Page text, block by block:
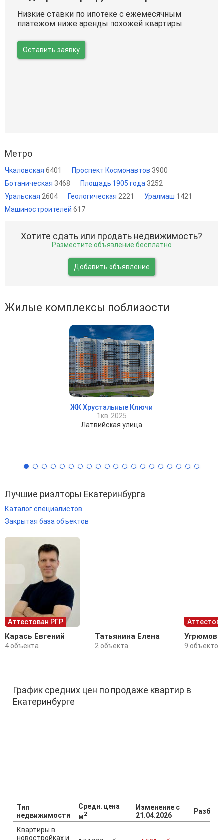
Низкие ставки по ипотеке с ежемесячным
платежом ниже аренды похожей квартиры.
Оставить заявку
Метро
Чкаловская 6401 Проспект Космонавтов 3900
Ботаническая 3468 Площадь 1905 года 3252
Уральская 2604 Геологическая 2221 Уралмаш 1421
Машиностроителей 617
Хотите сдать или продать недвижимость?
Разместите объявление бесплатно
Добавить объявление
Жилые комплексы поблизости
ЖК Хрустальные Ключи
1кв. 2025
Латвийская улица
Лучшие риэлторы Екатеринбурга
Каталог специалистов
Закрытая база объектов
Аттестован РГР
Карась Евгений
4 объекта
Татьянина Елена
2 объекта
Угрюмов
9 объектов
График средних цен по продаже квартир в
Екатеринбурге
Тип
недвижимости
Средн. цена
м2
Изменение с
21.04.2026
Квартиры в
новостройках и